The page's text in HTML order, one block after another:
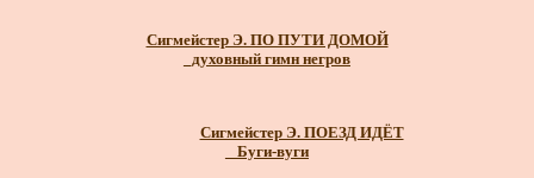
Сигмейстер Э. ПО ПУТИ ДОМОЙ
_духовный гимн негров
Сигмейстер Э. ПОЕЗД ИДЁТ
_ Буги-вуги